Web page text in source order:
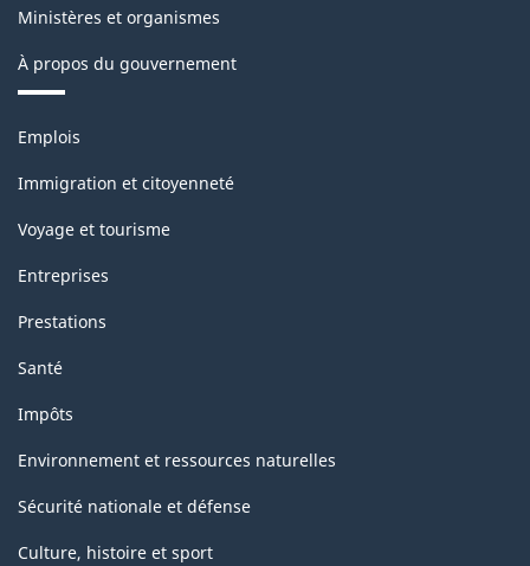
Ministères et organismes
À propos du gouvernement
Thèmes
sujets
Emplois
Immigration et citoyenneté
Voyage et tourisme
Entreprises
Prestations
Santé
Impôts
Environnement et ressources naturelles
Sécurité nationale et défense
Culture, histoire et sport